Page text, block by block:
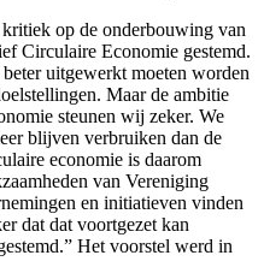
op de onderbouwing van
Circulaire Economie gestemd.
uitgewerkt moeten worden
Maar de ambitie
steunen wij zeker. We
blijven verbruiken dan de
economie is daarom
van Vereniging
en initiatieven vinden
dat dat voortgezet kan
Het voorstel werd in